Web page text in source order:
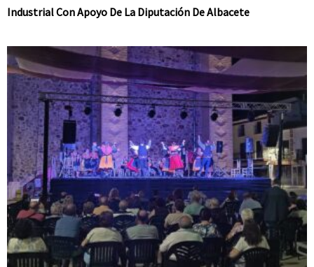
Industrial Con Apoyo De La Diputación De Albacete